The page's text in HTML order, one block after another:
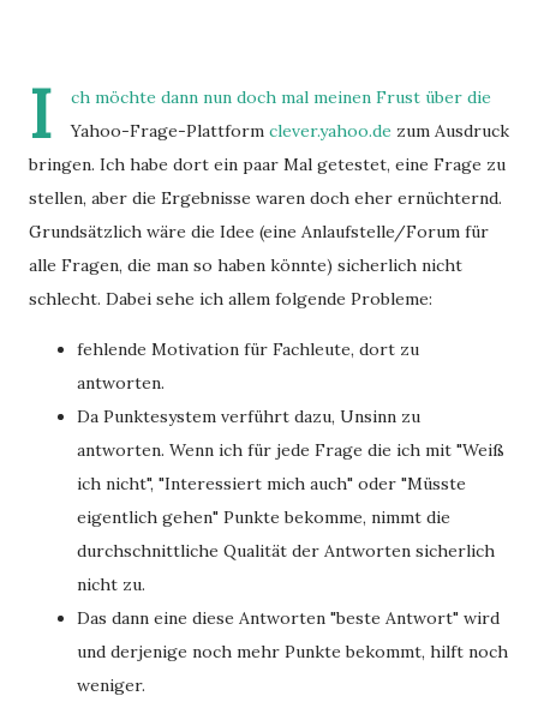
I
ch möchte dann nun doch mal meinen Frust über die
Yahoo-Frage-Plattform clever.yahoo.de zum Ausdruck
bringen. Ich habe dort ein paar Mal getestet, eine Frage zu
stellen, aber die Ergebnisse waren doch eher ernüchternd.
Grundsätzlich wäre die Idee (eine Anlaufstelle/Forum für
alle Fragen, die man so haben könnte) sicherlich nicht
schlecht. Dabei sehe ich allem folgende Probleme:
fehlende Motivation für Fachleute, dort zu
antworten.
Da Punktesystem verführt dazu, Unsinn zu
antworten. Wenn ich für jede Frage die ich mit "Weiß
ich nicht", "Interessiert mich auch" oder "Müsste
eigentlich gehen" Punkte bekomme, nimmt die
durchschnittliche Qualität der Antworten sicherlich
nicht zu.
Das dann eine diese Antworten "beste Antwort" wird
und derjenige noch mehr Punkte bekommt, hilft noch
weniger.